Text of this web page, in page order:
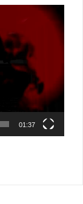
01:37